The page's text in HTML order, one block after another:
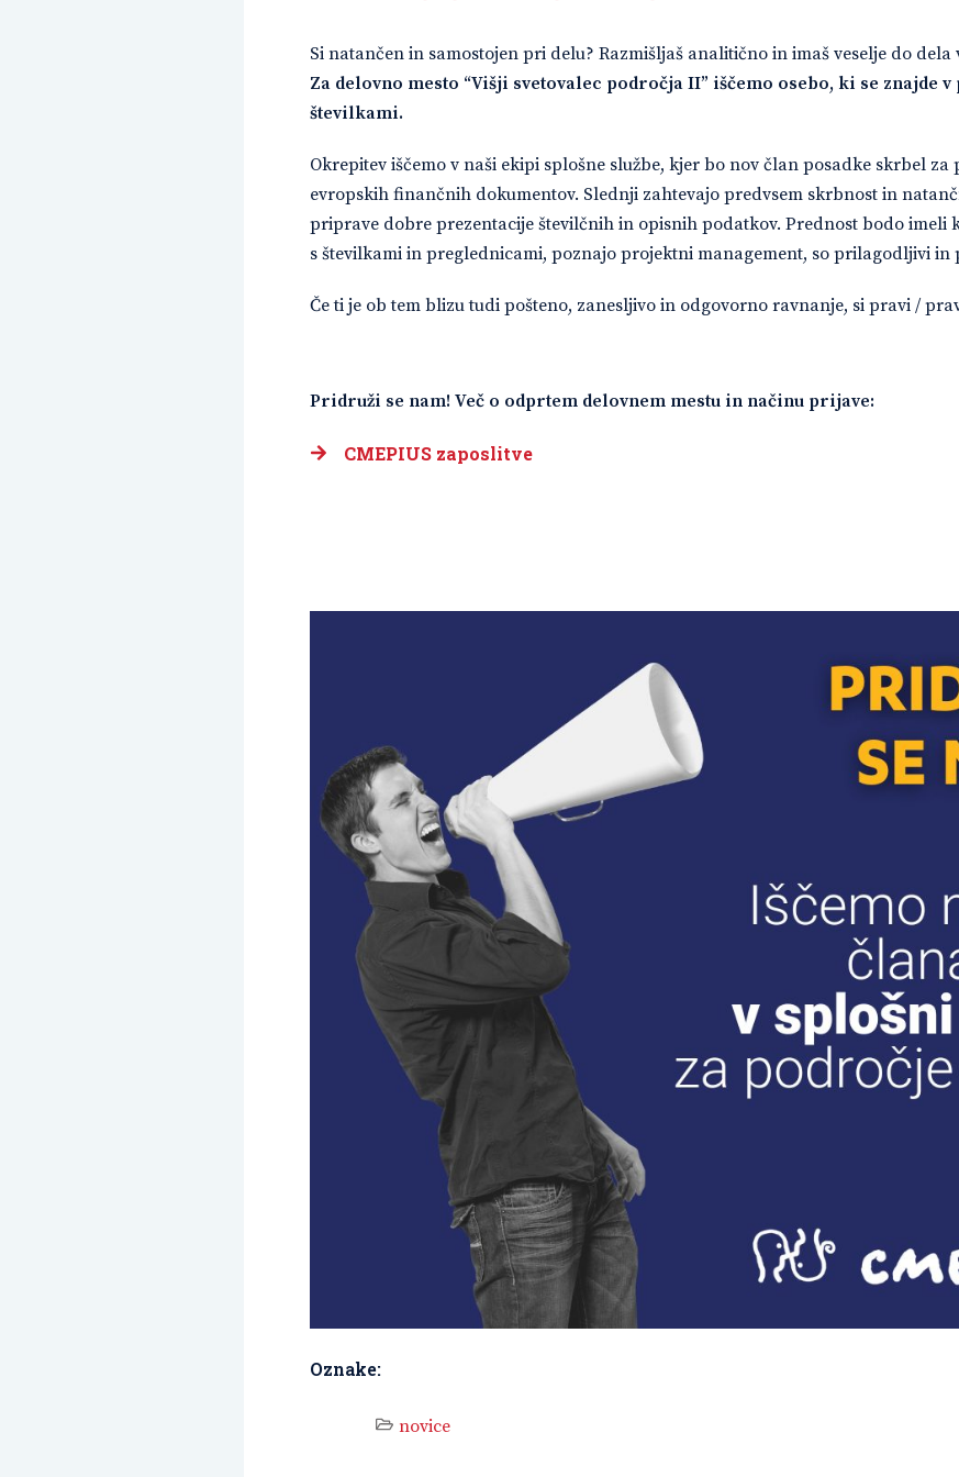
Si natančen in samostojen pri delu? Razmišljaš analitično in imaš veselje do dela
Za delovno mesto “Višji svetovalec področja II” iščemo osebo, ki se znajde
številkami.
Okrepitev iščemo v naši ekipi splošne službe, kjer bo nov član posadke skrbel
evropskih finančnih dokumentov. Slednji zahtevajo predvsem skrbnost in
priprave dobre prezentacije številčnih in opisnih podatkov. Prednost bodo imeli
s številkami in preglednicami, poznajo projektni management, so prilagodljivi in
Če ti je ob tem blizu tudi pošteno, zanesljivo in odgovorno ravnanje, si pravi /
Pridruži se nam! Več o odprtem delovnem mestu in načinu prijave:
CMEPIUS zaposlitve
Oznake:
novice